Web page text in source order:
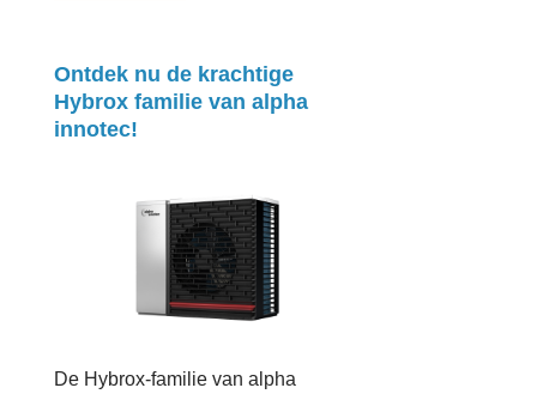
Ontdek nu de krachtige
Hybrox familie van alpha
innotec!
De Hybrox-familie van alpha